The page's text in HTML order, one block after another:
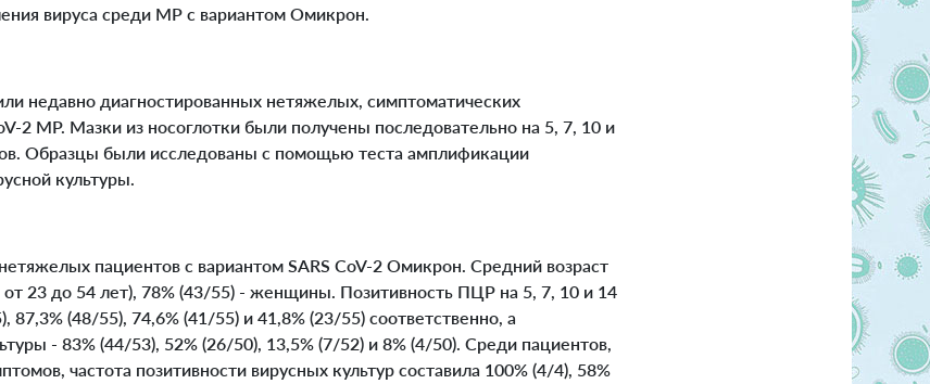
вируса среди МР с вариантом Омикрон.
недавно диагностированных нетяжелых, симптоматических
2 МР. Мазки из носоглотки были получены последовательно на 5, 7, 10 и
Образцы были исследованы с помощью теста амплификации
культуры.
пациентов с вариантом SARS CoV-2 Омикрон. Средний возраст
от 23 до 54 лет), 78% (43/55) - женщины. Позитивность ПЦР на 5, 7, 10 и 14
87,3% (48/55), 74,6% (41/55) и 41,8% (23/55) соответственно, а
- 83% (44/53), 52% (26/50), 13,5% (7/52) и 8% (4/50). Среди пациентов,
частота позитивности вирусных культур составила 100% (4/4), 58%